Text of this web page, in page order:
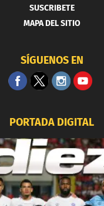
SUSCRIBETE
MAPA DEL SITIO
SÍGUENOS EN
PORTADA DIGITAL